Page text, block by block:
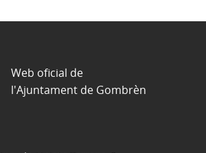
Web oficial de
l'Ajuntament de Gombrèn